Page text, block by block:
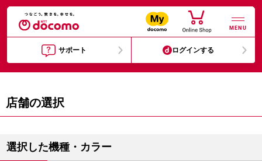
MENU
サポート ログインする
店舗の選択
選択した機種・カラー